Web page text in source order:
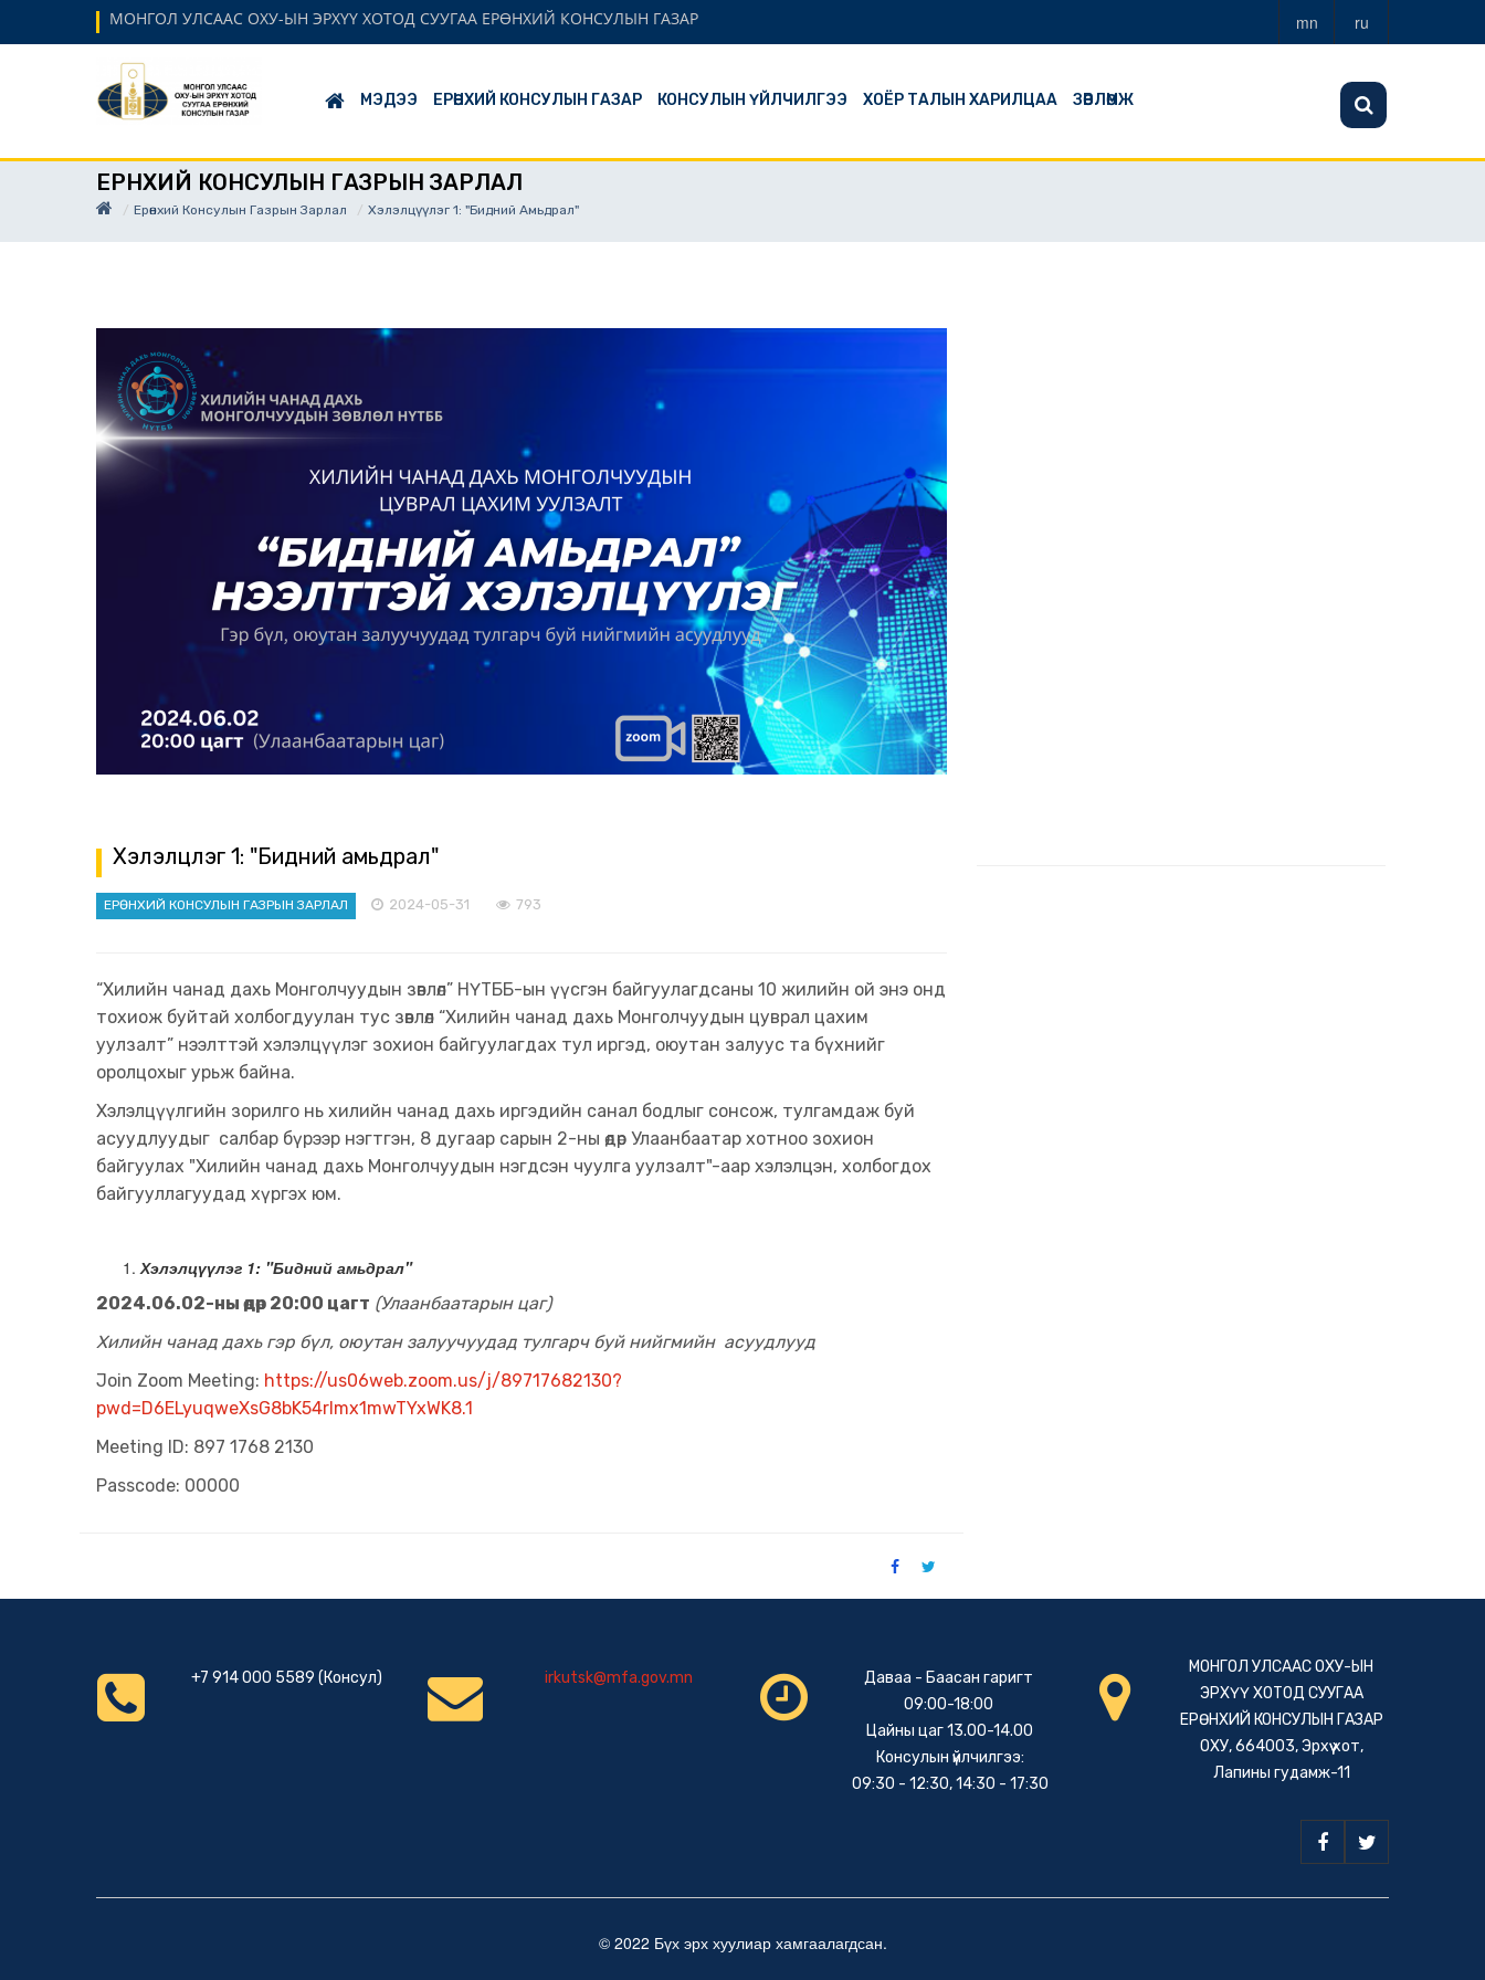
МОНГОЛ УЛСААС ОХУ-ЫН ЭРХҮҮ ХОТОД СУУГАА ЕРӨНХИЙ КОНСУЛЫН ГАЗАР mn ru
МЭДЭЭ ЕРӨНХИЙ КОНСУЛЫН ГАЗАР КОНСУЛЫН ҮЙЛЧИЛГЭЭ ХОЁР ТАЛЫН ХАРИЛЦАА ЗӨВЛӨМЖ
ЕРӨНХИЙ КОНСУЛЫН ГАЗРЫН ЗАРЛАЛ
Ерөнхий Консулын Газрын Зарлал Хэлэлцүүлэг 1: "Бидний Амьдрал"
Хэлэлцүүлэг 1: "Бидний амьдрал"
ЕРӨНХИЙ КОНСУЛЫН ГАЗРЫН ЗАРЛАЛ 2024-05-31 793
“Хилийн чанад дахь Монголчуудын зөвлөл” НҮТББ-ын үүсгэн байгуулагдсаны 10 жилийн ой энэ онд
тохиож буйтай холбогдуулан тус зөвлөл “Хилийн чанад дахь Монголчуудын цуврал цахим
уулзалт” нээлттэй хэлэлцүүлэг зохион байгуулагдах тул иргэд, оюутан залуус та бүхнийг
оролцохыг урьж байна.
Хэлэлцүүлгийн зорилго нь хилийн чанад дахь иргэдийн санал бодлыг сонсож, тулгамдаж буй
асуудлуудыг салбар бүрээр нэгтгэн, 8 дугаар сарын 2-ны өдөр Улаанбаатар хотноо зохион
байгуулах "Хилийн чанад дахь Монголчуудын нэгдсэн чуулга уулзалт"-аар хэлэлцэн, холбогдох
байгууллагуудад хүргэх юм.
Хэлэлцүүлэг 1: "Бидний амьдрал"
2024.06.02-ны өдөр 20:00 цагт (Улаанбаатарын цаг)
Хилийн чанад дахь гэр бүл, оюутан залуучуудад тулгарч буй нийгмийн асуудлууд
Join Zoom Meeting: https://us06web.zoom.us/j/89717682130?
pwd=D6ELyuqweXsG8bK54rlmx1mwTYxWK8.1
Meeting ID: 897 1768 2130
Passcode: 00000
+7 914 000 5589 (Консул) irkutsk@mfa.gov.mn
Даваа - Баасан гаригт
09:00-18:00
Цайны цаг 13.00-14.00
Консулын үйлчилгээ:
09:30 - 12:30, 14:30 - 17:30
МОНГОЛ УЛСААС ОХУ-ЫН
ЭРХҮҮ ХОТОД СУУГАА
ЕРӨНХИЙ КОНСУЛЫН ГАЗАР
ОХУ, 664003, Эрхүү хот,
Лапины гудамж-11
© 2022 Бүх эрх хуулиар хамгаалагдсан.